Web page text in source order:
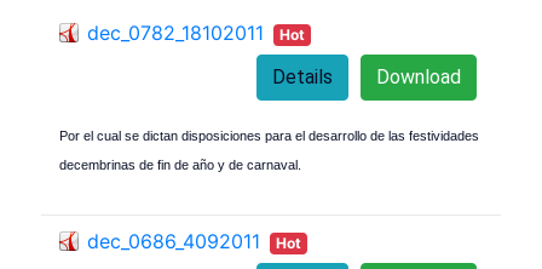
dec_0782_18102011 Hot
Download
Details
Por el cual se dictan disposiciones para el desarrollo de las festividades
decembrinas de fin de año y de carnaval.
dec_0686_4092011 Hot